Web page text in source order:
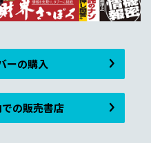
ーの購入
の販売書店